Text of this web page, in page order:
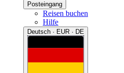
Posteingang
Reisen buchen
Hilfe
Deutsch · EUR · DE